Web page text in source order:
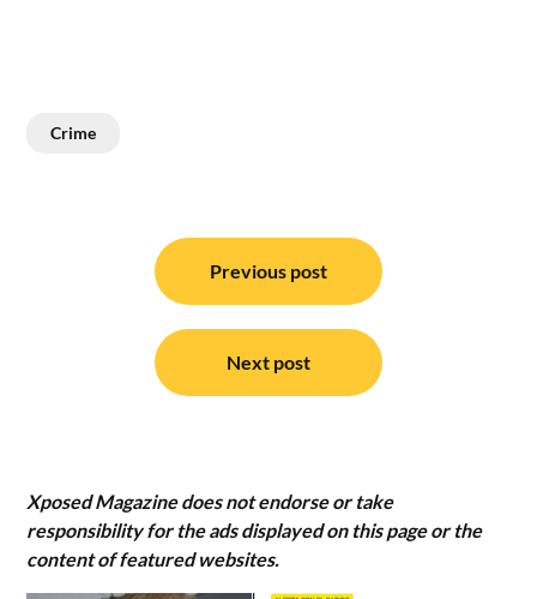
Crime
navigation
Previous post
Next post
Xposed Magazine does not endorse or take
responsibility for the ads displayed on this page or the
content of featured websites.